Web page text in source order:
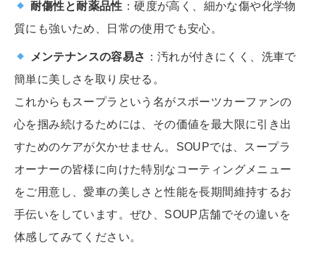
耐傷性と耐薬品性 ：硬度が高く、細かな傷や化学物
質にも強いため、日常の使用でも安心。
メンテナンスの容易さ ：汚れが付きにくく、洗車で
簡単に美しさを取り戻せる。
これからもスープラという名がスポーツカーファンの
心を掴み続けるためには、その価値を最大限に引き出
すためのケアが欠かせません。SOUPでは、スープラ
オーナーの皆様に向けた特別なコーティングメニュー
をご用意し、愛車の美しさと性能を長期間維持するお
手伝いをしています。ぜひ、SOUP店舗でその違いを
体感してみてください。